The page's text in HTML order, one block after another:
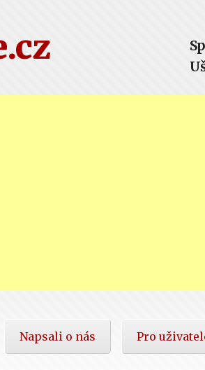
Napsali o nás Pro